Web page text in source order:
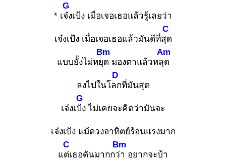
* เจ๋ง
G
เป้ง เมื่อเจอเธอแล้วรู้เลยว่า
เจ๋งเป้ง เมื่อเจอเธอแล้วมันดีที่สุด
C
แบบยั้งไม่หยุด
Bm
มองตาแล้วหลุด
Am
ลงไปในโลก
D
ที่มันสุด
เจ๋งเป้ง
G
ไม่เคยจะคิดว่ามันจะ
เจ๋งเป้ง แม้ดวงอาทิตย์ร้อนแรงมาก
แต่เ
C
ธอดันมากกว่า
Bm
อยากจะบ้า